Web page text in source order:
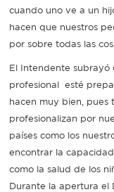
cuando uno ve a un
hacen que nuestros
por sobre todas las
El Intendente subrayó
profesional esté
hacen muy bien, pues
profesionalizan por
países como los
encontrar la
como la salud de los
Durante la apertura el